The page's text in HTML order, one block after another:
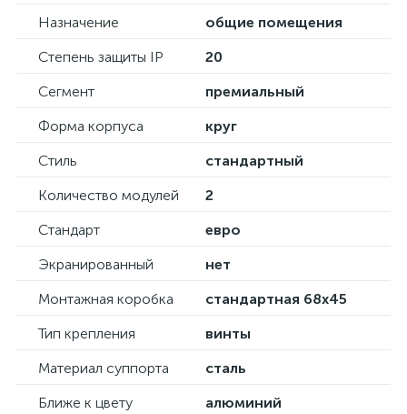
Назначение
общие помещения
Степень защиты IP
20
Сегмент
премиальный
Форма корпуса
круг
Стиль
стандартный
Количество модулей
2
Стандарт
евро
Экранированный
нет
Монтажная коробка
стандартная 68х45
Тип крепления
винты
Материал суппорта
сталь
Ближе к цвету
алюминий